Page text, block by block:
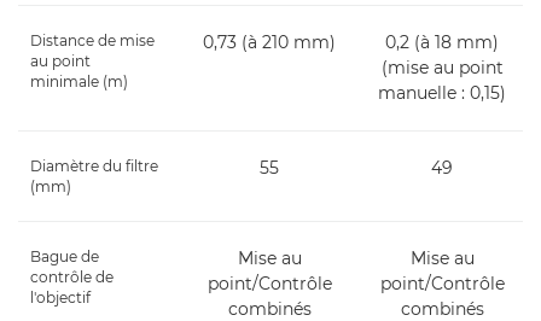
Distance de mise
au point
minimale (m)
0,73 (à 210 mm)
0,2 (à 18 mm)
(mise au point
manuelle : 0,15)
Diamètre du filtre
(mm)
55 49
Bague de
contrôle de
l'objectif
Mise au
point/Contrôle
combinés
Mise au
point/Contrôle
combinés